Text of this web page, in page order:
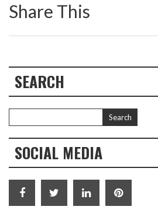
Share This
SEARCH
SOCIAL MEDIA